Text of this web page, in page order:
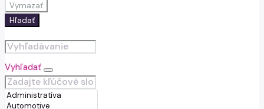
Vymazať
Hľadať
Vyhľadať